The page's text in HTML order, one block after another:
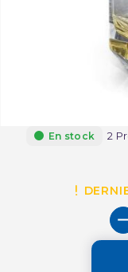
En stock 2